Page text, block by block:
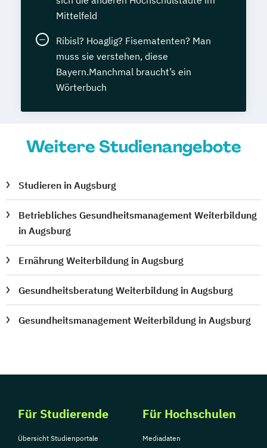
Mittelfeld
Ribisl? Hoaglig? Fisematenten? Man
muss sie verstehen, diese
Bayern.Manchmal braucht’s ein
Wörterbuch
Weitere Studienangebote
Studieren in Augsburg
Betriebliches Gesundheitsmanagement Weiterbildung
in Augsburg
Ernährung Weiterbildung in Augsburg
Gesundheitsberatung Weiterbildung in Augsburg
Gesundheitsmanagement Weiterbildung in Augsburg
Für Studierende
Übersicht Studienportale
Für Hochschulen
Mediadaten